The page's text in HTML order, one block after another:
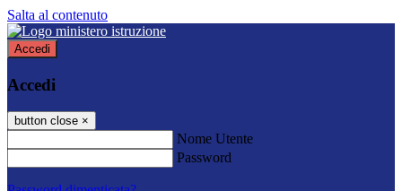
Salta al contenuto
Accedi
Accedi
button close ×
Nome Utente
Password